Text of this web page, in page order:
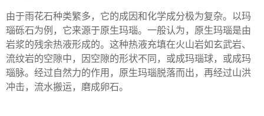
由于雨花石种类繁多，它的成因和化学成分极为复杂。以玛
瑙砾石为例，它来源于原生玛瑙。一般认为，原生玛瑙是由
岩浆的残余热液形成的。这种热液充填在火山岩如玄武岩、
流纹岩的空隙中，因空隙的形状不同，或成玛瑙球，或成玛
瑙脉。经过自然力的作用，原生玛瑙脱落而出，再经过山洪
冲击，流水搬运，磨成卵石。